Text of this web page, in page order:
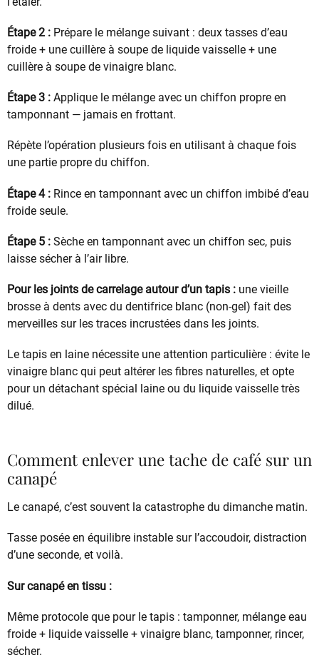
Étape 2 : Prépare le mélange suivant : deux tasses d’eau
froide + une cuillère à soupe de liquide vaisselle + une
cuillère à soupe de vinaigre blanc.
Étape 3 : Applique le mélange avec un chiffon propre en
tamponnant — jamais en frottant.
Répète l’opération plusieurs fois en utilisant à chaque fois
une partie propre du chiffon.
Étape 4 : Rince en tamponnant avec un chiffon imbibé d’eau
froide seule.
Étape 5 : Sèche en tamponnant avec un chiffon sec, puis
laisse sécher à l’air libre.
Pour les joints de carrelage autour d’un tapis : une vieille
brosse à dents avec du dentifrice blanc (non-gel) fait des
merveilles sur les traces incrustées dans les joints.
Le tapis en laine nécessite une attention particulière : évite le
vinaigre blanc qui peut altérer les fibres naturelles, et opte
pour un détachant spécial laine ou du liquide vaisselle très
dilué.
Comment enlever une tache de café sur un
canapé
Le canapé, c’est souvent la catastrophe du dimanche matin.
Tasse posée en équilibre instable sur l’accoudoir, distraction
d’une seconde, et voilà.
Sur canapé en tissu :
Même protocole que pour le tapis : tamponner, mélange eau
froide + liquide vaisselle + vinaigre blanc, tamponner, rincer,
sécher.